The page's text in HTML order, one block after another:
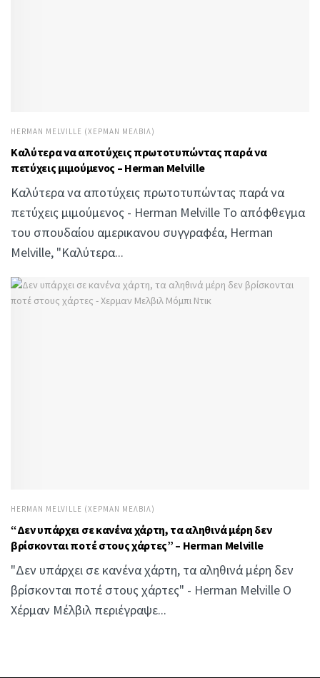
HERMAN MELVILLE (ΧΈΡΜΑΝ ΜΈΛΒΙΛ)
Καλύτερα να αποτύχεις πρωτοτυπώντας παρά να
πετύχεις μιμούμενος – Herman Melville
Καλύτερα να αποτύχεις πρωτοτυπώντας παρά να
πετύχεις μιμούμενος - Herman Melville Το απόφθεγμα
του σπουδαίου αμερικανου συγγραφέα, Herman
Melville, "Καλύτερα...
HERMAN MELVILLE (ΧΈΡΜΑΝ ΜΈΛΒΙΛ)
“Δεν υπάρχει σε κανένα χάρτη, τα αληθινά μέρη δεν
βρίσκονται ποτέ στους χάρτες” – Herman Melville
"Δεν υπάρχει σε κανένα χάρτη, τα αληθινά μέρη δεν
βρίσκονται ποτέ στους χάρτες" - Herman Melville Ο
Χέρμαν Μέλβιλ περιέγραψε...